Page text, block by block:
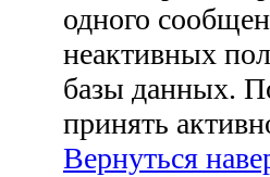
одного
неактивных
базы данных.
принять
Вернуться